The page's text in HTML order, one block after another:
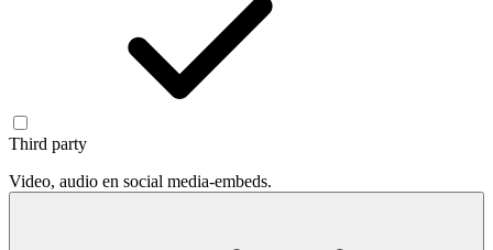
Third party
Video, audio en social media-embeds.